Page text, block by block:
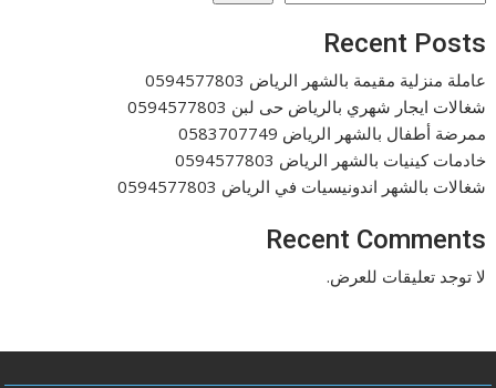
Recent Posts
عاملة منزلية مقيمة بالشهر الرياض 0594577803
شغالات ايجار شهري بالرياض حى لبن 0594577803
ممرضة أطفال بالشهر الرياض 0583707749
خادمات كينيات بالشهر الرياض 0594577803
شغالات بالشهر اندونيسيات في الرياض 0594577803
Recent Comments
لا توجد تعليقات للعرض.